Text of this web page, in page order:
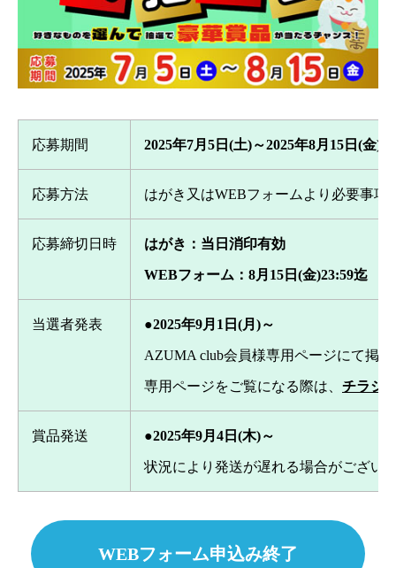
応募期間 2025年7月5日(土)～2025年8月15日(金)
応募方法 はがき又はWEBフォームより必要事項
応募締切日時 はがき：当日消印有効
WEBフォーム：8月15日(金)23:59迄
当選者発表 ●2025年9月1日(月)～
AZUMA club会員様専用ページにて掲
専用ページをご覧になる際は、 チラシ
賞品発送 ●2025年9月4日(木)～
状況により発送が遅れる場合がござい
WEBフォーム申込み終了